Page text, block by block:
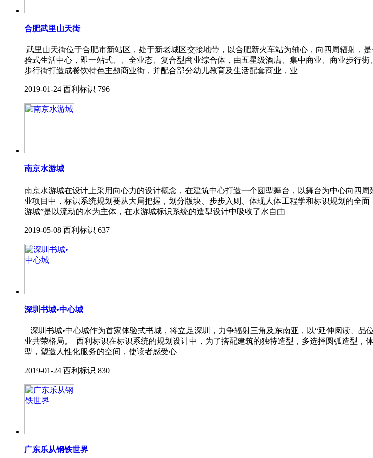
合肥武里山天街
武里山天街位于合肥市新站区，处于新老城区交接地带，以合肥新火车站为轴心，向四周辐射，
验式生活中心，即一站式、、全业态、复合型商业综合体，由五星级酒店、集中商业、商业步行
步行街打造成餐饮特色主题商业街，并配合部分幼儿教育及生活配套商业，业
2019-01-24 西利标识 796
南京水游城
南京水游城在设计上采用向心力的设计概念，在建筑中心打造一个圆型舞台，以舞台为中心向四
业项目中，标识系统规划要从大局把握，划分版块、步步入则、体现人体工程学和标识规划的
游城”是以流动的水为主体，在水游城标识系统的造型设计中吸收了水自由
2019-05-08 西利标识 637
深圳书城•中心城
深圳书城•中心城作为首家体验式书城，将立足深圳，力争辐射三角及东南亚，以“延伸阅读、
业共荣格局。 西利标识在标识系统的规划设计中，为了搭配建筑的独特造型，多选择圆弧造型
型，塑造人性化服务的空间，使读者感受心
2019-01-24 西利标识 830
广东乐从钢铁世界